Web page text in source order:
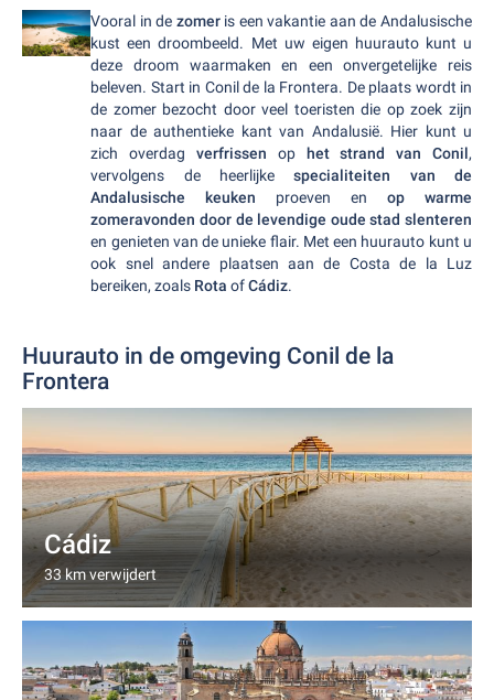
Vooral in de zomer is een vakantie aan de Andalusische
kust een droombeeld. Met uw eigen huurauto kunt u
deze droom waarmaken en een onvergetelijke reis
beleven. Start in Conil de la Frontera. De plaats wordt in
de zomer bezocht door veel toeristen die op zoek zijn
naar de authentieke kant van Andalusië. Hier kunt u
zich overdag verfrissen op het strand van Conil,
vervolgens de heerlijkespecialiteiten van de
Andalusische keuken proeven enop warme
zomeravonden door de levendige oude stad slenteren
en genieten van de unieke flair. Met een huurauto kunt u
ook snel andere plaatsen aan de Costa de la Luz
bereiken, zoals Rota ofCádiz.
Huurauto in de omgeving Conil de la
Frontera
Cádiz
33 km verwijdert